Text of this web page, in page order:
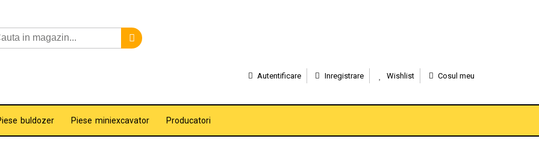
Autentificare Inregistrare Wishlist Cosul meu
buldozer Piese miniexcavator Producatori